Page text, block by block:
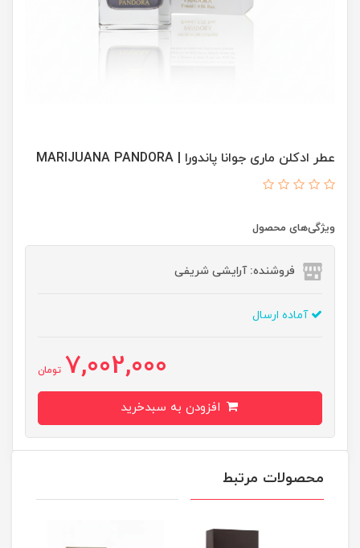
عطر ادکلن ماری جوانا پاندورا | MARIJUANA PANDORA
ویژگی‌های محصول
فروشنده: آرایشی شریفی
آماده ارسال
7,002,000 تومان
محصولات مرتبط